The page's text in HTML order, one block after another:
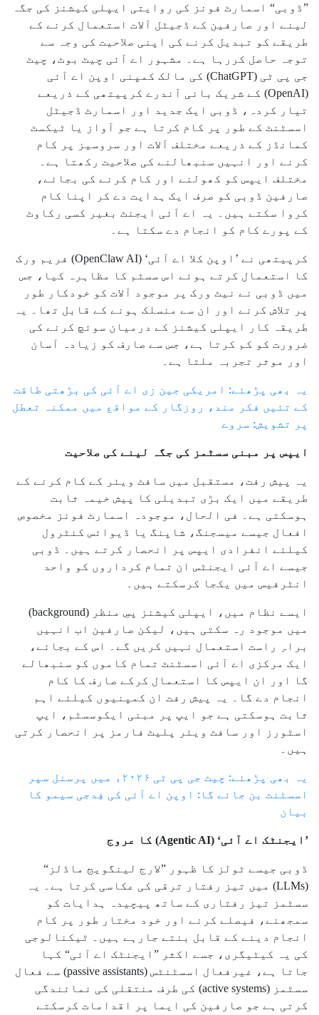
”ڈوبی“ اسمارٹ فونز کی روایتی ایپلی کیشنز کی جگہ
لینے اور صارفین کے ڈجیٹل آلات استعمال کرنے کے
طریقے کو تبدیل کرنے کی اپنی صلاحیت کی وجہ سے
توجہ حاصل کررہا ہے۔ مشہور اے آئی چیٹ بوٹ، چیٹ
جی پی ٹی (ChatGPT) کی مالک کمپنی اوپن اے آئی
(OpenAI) کے شریک بانی آندرے کرپیتھی کے ذریعے
تیار کردہ، ڈوبی ایک جدید اور اسمارٹ ڈجیٹل
اسسٹنٹ کے طور پر کام کرتا ہے جو آواز یا ٹیکسٹ
کمانڈز کے ذریعے مختلف آلات اور سروسیز پر کام
کرنے اور انہیں سنبھالنے کی صلاحیت رکھتا ہے۔
مختلف ایپس کو کھولنے اور کام کرنے کی بجائے،
صارفین ڈوبی کو صرف ایک ہدایت دے کر اپنا کام
کروا سکتے ہیں۔ یہ اے آئی ایجنٹ بغیر کسی رکاوٹ
کے پورے کام کو انجام دے سکتا ہے۔
کرپیتھی نے ’اوپن کلا اے آئی‘ (OpenClaw AI) فریم ورک
کا استعمال کرتے ہوئے اس سسٹم کا مظاہرہ کیا، جس
میں ڈوبی نے نیٹ ورک پر موجود آلات کو خودکار طور
پر تلاش کرنے اور ان سے منسلک ہونے کے قابل تھا۔ یہ
طریقہ کار ایپلی کیشنز کے درمیان سوئچ کرنے کی
ضرورت کو کم کرتا ہے، جس سے صارف کو زیادہ آسان
اور موثر تجربہ ملتا ہے۔
یہ بھی پڑھئے: امریکی جین زی اے آئی کی بڑھتی طاقت
کے تئیں فکر مند، روزگار کے مواقع میں ممکنہ تعطل
پر تشویش: سروے
ایپس پر مبنی سسٹمز کی جگہ لینے کی صلاحیت
یہ پیش رفت، مستقبل میں سافٹ ویئر کے کام کرنے کے
طریقے میں ایک بڑی تبدیلی کا پیش خیمہ ثابت
ہوسکتی ہے۔ فی الحال، موجودہ اسمارٹ فونز مخصوص
افعال جیسے میسجنگ، شاپنگ یا ڈیوائس کنٹرول
کیلئے انفرادی ایپس پر انحصار کرتے ہیں۔ ڈوبی
جیسے اے آئی ایجنٹس ان تمام کرداروں کو واحد
انٹرفیس میں یکجا کرسکتے ہیں۔
ایسے نظام میں، ایپلی کیشنز پسِ منظر (background)
میں موجود رہ سکتی ہیں، لیکن صارفین اب انہیں
براہِ راست استعمال نہیں کریں گے۔ اس کے بجائے،
ایک مرکزی اے آئی اسسٹنٹ تمام کاموں کو سنبھالے
گا اور ان ایپس کا استعمال کرکے صارف کا کام
انجام دے گا۔ یہ پیش رفت ان کمپنیوں کیلئے اہم
ثابت ہوسکتی ہے جو ایپ پر مبنی ایکوسسٹم، ایپ
اسٹورز اور سافٹ ویئر پلیٹ فارمز پر انحصار کرتی
ہیں۔
یہ بھی پڑھئے: چیٹ جی پی ٹی ۲۰۲۶ء میں پرسنل سپر
اسسٹنٹ بن جائے گا: اوپن اے آئی کی فِدجی سیمو کا
بیان
’ایجنٹک اے آئی‘ (Agentic AI) کا عروج
ڈوبی جیسے ٹولز کا ظہور ”لارج لینگویج ماڈلز“
(LLMs) میں تیز رفتار ترقی کی عکاسی کرتا ہے۔ یہ
سسٹمز تیز رفتاری کے ساتھ پیچیدہ ہدایات کو
سمجھنے، فیصلے کرنے اور خود مختار طور پر کام
انجام دینے کے قابل بنتے جارہے ہیں۔ ٹیکنالوجی
کی یہ کیٹیگری، جسے اکثر ”ایجنٹک اے آئی“ کہا
جاتا ہے، غیرفعال اسسٹنٹس (passive assistants) سے فعال
سسٹمز (active systems) کی طرف منتقلی کی نمائندگی
کرتی ہے جو صارفین کی ایما پر اقدامات کرسکتے